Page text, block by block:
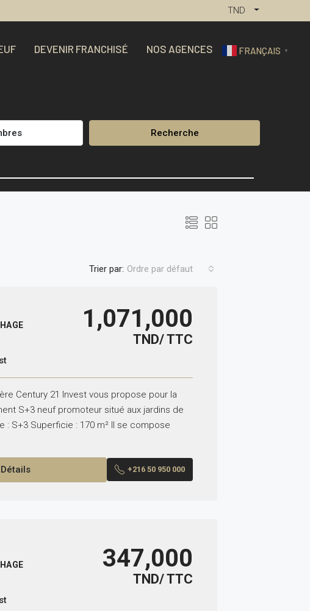
TND
DEVENIR FRANCHISÉ NOS AGENCES FRANÇAIS ▼
Recherche
Trier par: Ordre par défaut
1,071,000
TND/ TTC
Century 21 Invest vous propose pour la
S+3 neuf promoteur situé aux jardins de
: S+3 Superficie : 170 m² Il se compose
Détails +216 50 950 000
347,000
TND/ TTC